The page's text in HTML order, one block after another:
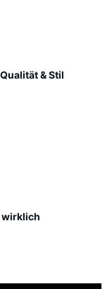
& Stil
wirklich